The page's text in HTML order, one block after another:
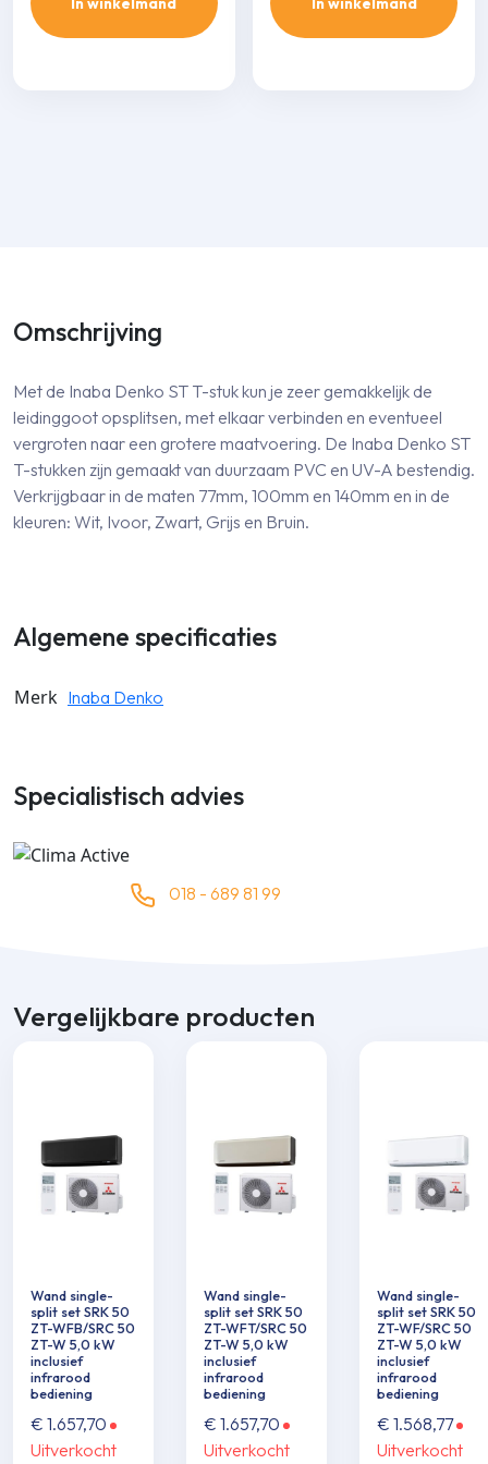
Omschrijving
Met de Inaba Denko ST T-stuk kun je zeer gemakkelijk de
leidinggoot opsplitsen, met elkaar verbinden en eventueel
vergroten naar een grotere maatvoering. De Inaba Denko ST
T-stukken zijn gemaakt van duurzaam PVC en UV-A bestendig.
Verkrijgbaar in de maten 77mm, 100mm en 140mm en in de
kleuren: Wit, Ivoor, Zwart, Grijs en Bruin.
Algemene specificaties
Merk Inaba Denko
Specialistisch advies
018 - 689 81 99
Vergelijkbare producten
Wand single-
split set SRK 50
ZT-WFB/SRC 50
ZT-W 5,0 kW
inclusief
infrarood
bediening
€ 1.657,70
Uitverkocht
Wand single-
split set SRK 50
ZT-WFT/SRC 50
ZT-W 5,0 kW
inclusief
infrarood
bediening
€ 1.657,70
Uitverkocht
Wand single-
split set SRK 50
ZT-WF/SRC 50
ZT-W 5,0 kW
inclusief
infrarood
bediening
€ 1.568,77
Uitverkocht